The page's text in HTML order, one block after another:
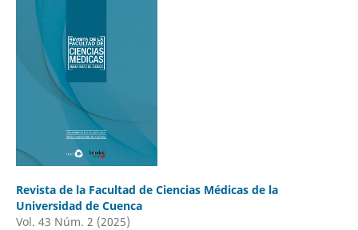
Revista de la Facultad de Ciencias Médicas de la
Universidad de Cuenca
Vol. 43 Núm. 2 (2025)